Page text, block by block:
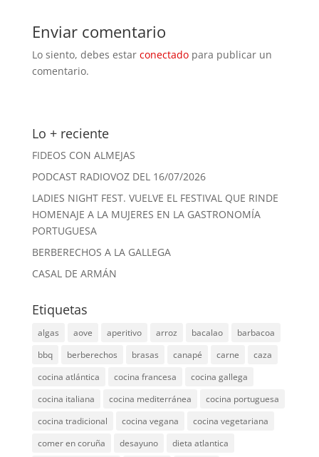
Enviar comentario
Lo siento, debes estar conectadopara publicar un
comentario.
Lo + reciente
FIDEOS CON ALMEJAS
PODCAST RADIOVOZ DEL 16/07/2026
LADIES NIGHT FEST. VUELVE EL FESTIVAL QUE RINDE
HOMENAJE A LA MUJERES EN LA GASTRONOMÍA
PORTUGUESA
BERBERECHOS A LA GALLEGA
CASAL DE ARMÁN
Etiquetas
algas aove aperitivo arroz bacalao
barbacoa
bbq
berberechos brasas canapé carne
caza
cocina atlántica
cocina francesa
cocina gallega
cocina italiana
cocina mediterránea
cocina portuguesa
cocina tradicional
cocina vegana
cocina vegetariana
comer en coruña
desayuno
dieta atlantica